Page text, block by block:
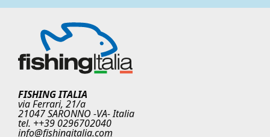
FISHING ITALIA
via Ferrari, 21/a
21047 SARONNO -VA- Italia
tel. ++39 0296702040
info@fishingitalia.com